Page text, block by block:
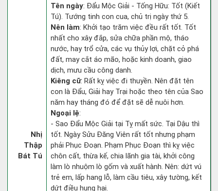
Nhị
Thập
Bát Tú
Tên ngày: Đẩu Mộc Giải - Tống Hữu: Tốt (Kiết
Tú). Tướng tinh con cua, chủ trị ngày thứ 5.
Nên làm: Khởi tạo trăm việc đều rất tốt. Tốt
nhất cho xây đắp, sửa chữa phần mộ, tháo
nước, hay trổ cửa, các vụ thủy lợi, chặt cỏ phá
đất, may cắt áo mão, hoặc kinh doanh, giao
dịch, mưu cầu công danh.
Kiêng cữ: Rất kỵ việc đi thuyền. Nên đặt tên
con là Đẩu, Giải hay Trại hoặc theo tên của Sao
năm hay tháng đó để đặt sẽ dễ nuôi hơn.
Ngoại lệ:
- Sao Đẩu Mộc Giải tại Tỵ mất sức. Tại Dậu thì
tốt. Ngày Sửu Đăng Viên rất tốt nhưng phạm
phải Phục Đoạn. Phạm Phục Đoạn thì kỵ việc
chôn cất, thừa kế, chia lãnh gia tài, khởi công
làm lò nhuộm lò gốm và xuất hành. Nên: dứt vú
trẻ em, lấp hang lỗ, làm cầu tiêu, xây tường, kết
dứt điều hung hại.